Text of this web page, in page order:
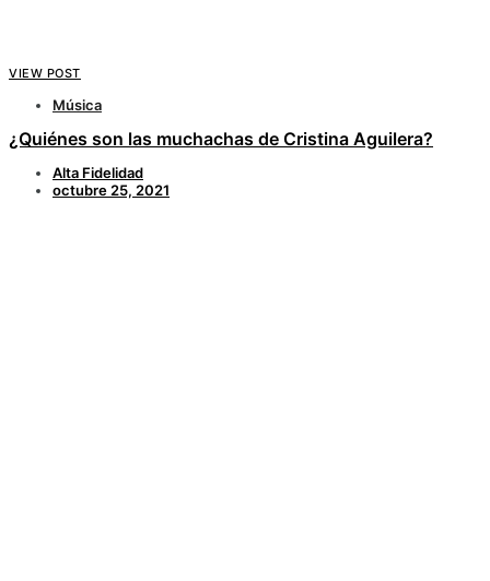
VIEW POST
Música
¿Quiénes son las muchachas de Cristina Aguilera?
Alta Fidelidad
octubre 25, 2021